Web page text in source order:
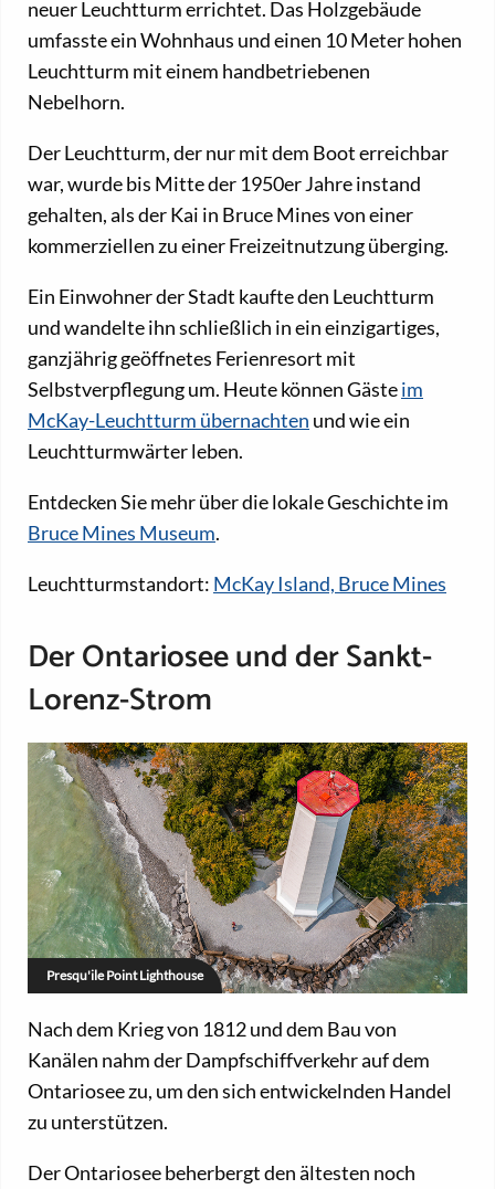
neuer Leuchtturm errichtet. Das Holzgebäude
umfasste ein Wohnhaus und einen 10 Meter hohen
Leuchtturm mit einem handbetriebenen
Nebelhorn.
Der Leuchtturm, der nur mit dem Boot erreichbar
war, wurde bis Mitte der 1950er Jahre instand
gehalten, als der Kai in Bruce Mines von einer
kommerziellen zu einer Freizeitnutzung überging.
Ein Einwohner der Stadt kaufte den Leuchtturm
und wandelte ihn schließlich in ein einzigartiges,
ganzjährig geöffnetes Ferienresort mit
Selbstverpflegung um. Heute können Gästeim
McKay-Leuchtturm übernachten und wie ein
Leuchtturmwärter leben.
Entdecken Sie mehr über die lokale Geschichte im
Bruce Mines Museum.
Leuchtturmstandort: McKay Island, Bruce Mines
Der Ontariosee und der Sankt-
Lorenz-Strom
Presqu'ile Point Lighthouse
Nach dem Krieg von 1812 und dem Bau von
Kanälen nahm der Dampfschiffverkehr auf dem
Ontariosee zu, um den sich entwickelnden Handel
zu unterstützen.
Der Ontariosee beherbergt den ältesten noch